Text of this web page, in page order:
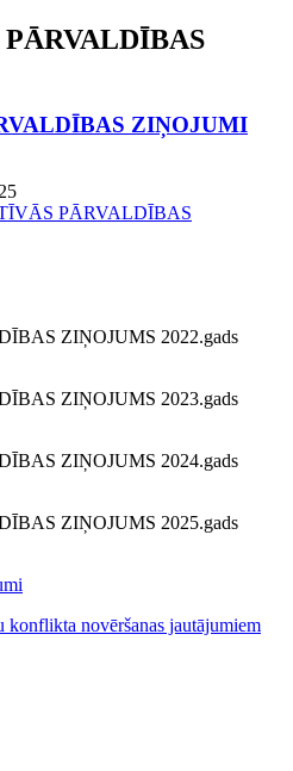
ZIŅOJUMI
PĀRVALDĪBAS
ZIŅOJUMS 2022.gads
ZIŅOJUMS 2023.gads
ZIŅOJUMS 2024.gads
ZIŅOJUMS 2025.gads
konflikta novēršanas jautājumiem